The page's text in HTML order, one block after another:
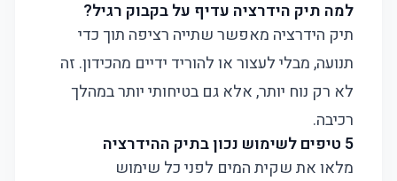
למה תיק הידרציה עדיף על בקבוק רגיל?
תיק הידרציה מאפשר שתייה רציפה תוך כדי
תנועה, מבלי לעצור או להוריד ידיים מהכידון. זה
לא רק נוח יותר, אלא גם בטיחותי יותר במהלך
רכיבה.
5 טיפים לשימוש נכון בתיק ההידרציה
מלאו את שקית המים לפני כל שימוש